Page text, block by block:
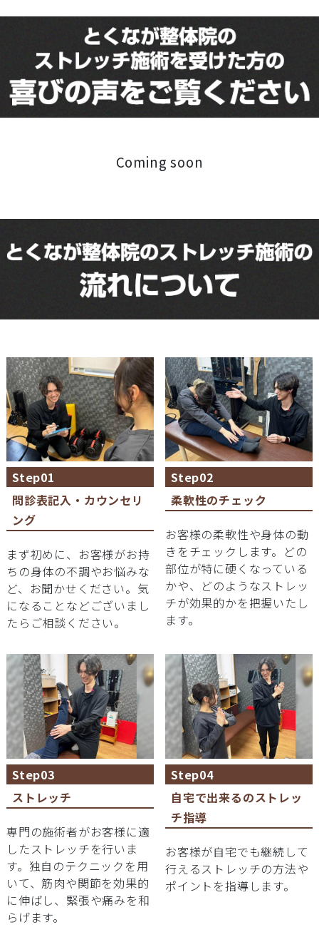
Coming soon
Step01
問診表記入・カウンセリ
ング
まず初めに、お客様がお持
ちの身体の不調やお悩みな
ど、お聞かせください。気
になることなどございまし
たらご相談ください。
Step02
柔軟性のチェック
お客様の柔軟性や身体の動
きをチェックします。どの
部位が特に硬くなっている
かや、どのようなストレッ
チが効果的かを把握いたし
ます。
Step03
ストレッチ
専門の施術者がお客様に適
したストレッチを行いま
す。独自のテクニックを用
いて、筋肉や関節を効果的
に伸ばし、緊張や痛みを和
らげます。
Step04
自宅で出来るのストレッ
チ指導
お客様が自宅でも継続して
行えるストレッチの方法や
ポイントを指導します。